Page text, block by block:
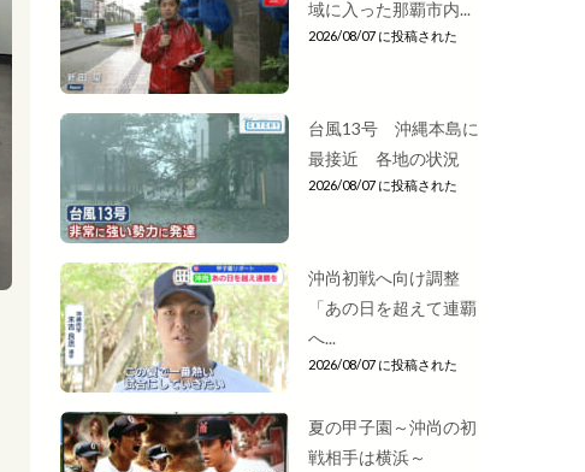
域に入った那覇市内...
2026/08/07 に投稿された
台風13号 沖縄本島に
最接近 各地の状況
2026/08/07 に投稿された
沖尚初戦へ向け調整
「あの日を超えて連覇
へ...
2026/08/07 に投稿された
夏の甲子園～沖尚の初
戦相手は横浜～